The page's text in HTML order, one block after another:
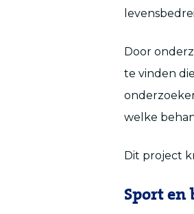
Door
te vinden
welke
Dit project
Sport en